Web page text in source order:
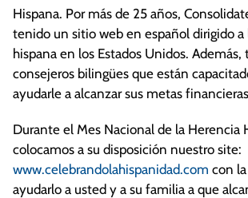
Hispana. Por más de 25 años,
tenido un sitio web en español dirigido a
hispana en los Estados Unidos.
consejeros bilingües que están
ayudarle a alcanzar sus metas
Durante el Mes Nacional de la Herencia
colocamos a su disposición nuestro site:
www.celebrandolahispanidad.com con
ayudarlo a usted y a su familia a que